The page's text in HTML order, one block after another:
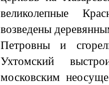
великолепные
возведены
Петровны и
Ухтомский
московским